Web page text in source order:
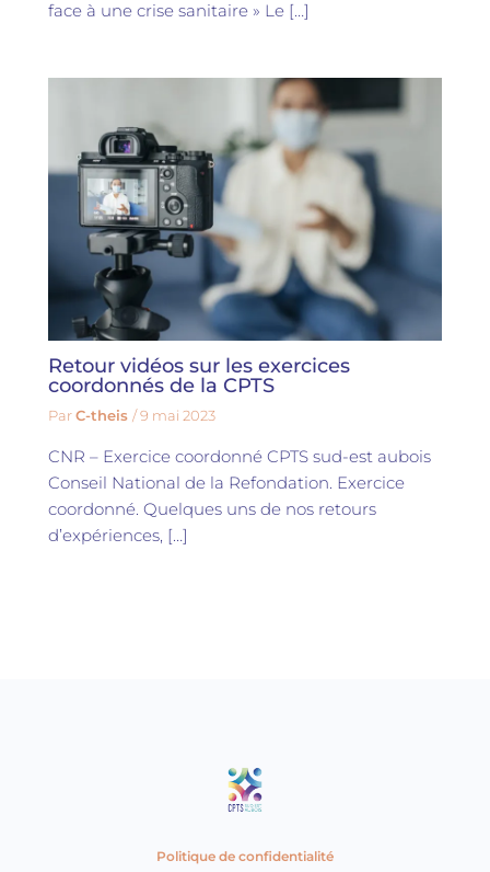
face à une crise sanitaire » Le […]
Retour vidéos sur les exercices
coordonnés de la CPTS
ParC-theis/9 mai 2023
CNR – Exercice coordonné CPTS sud-est aubois
Conseil National de la Refondation. Exercice
coordonné. Quelques uns de nos retours
d’expériences, […]
Politique de confidentialité